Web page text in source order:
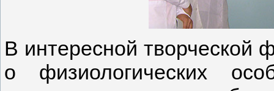
В интересной творческой
о физиологических